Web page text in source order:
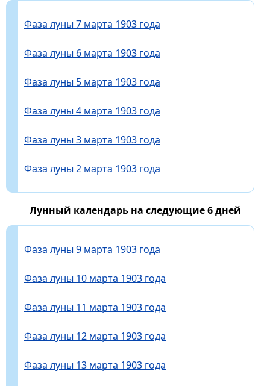
Фаза луны 7 марта 1903 года
Фаза луны 6 марта 1903 года
Фаза луны 5 марта 1903 года
Фаза луны 4 марта 1903 года
Фаза луны 3 марта 1903 года
Фаза луны 2 марта 1903 года
Лунный календарь на следующие 6 дней
Фаза луны 9 марта 1903 года
Фаза луны 10 марта 1903 года
Фаза луны 11 марта 1903 года
Фаза луны 12 марта 1903 года
Фаза луны 13 марта 1903 года